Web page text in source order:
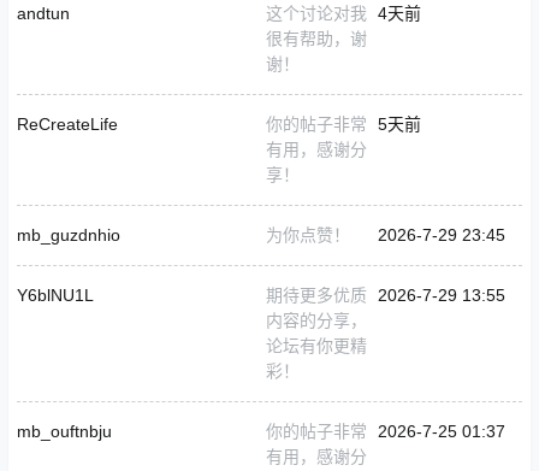
andtun
这个讨论对我
很有帮助，谢
谢！
4天前
ReCreateLife
你的帖子非常
有用，感谢分
享！
5天前
mb_guzdnhio 为你点赞！ 2026-7-29 23:45
Y6blNU1L
期待更多优质
内容的分享，
论坛有你更精
彩！
2026-7-29 13:55
mb_ouftnbju
你的帖子非常
有用，感谢分
2026-7-25 01:37